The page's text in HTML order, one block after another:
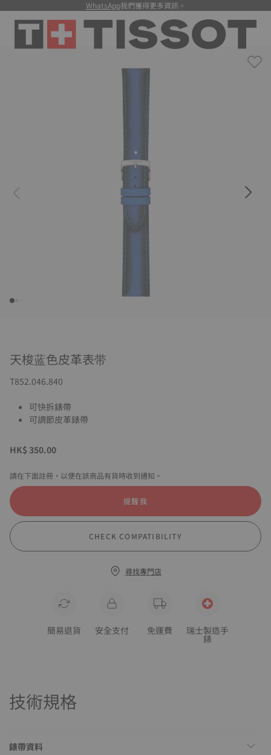
WhatsApp我們獲得更多資訊。
天梭蓝色皮革表带
T852.046.840
可快拆錶帶
可調節皮革錶帶
HK$ 350.00
請在下面註冊，以便在該商品有貨時收到通知。
提醒我
CHECK COMPATIBILITY
尋找專門店
簡易退貨 安全支付 免運費 瑞士製造手
錶
技術規格
錶帶資料